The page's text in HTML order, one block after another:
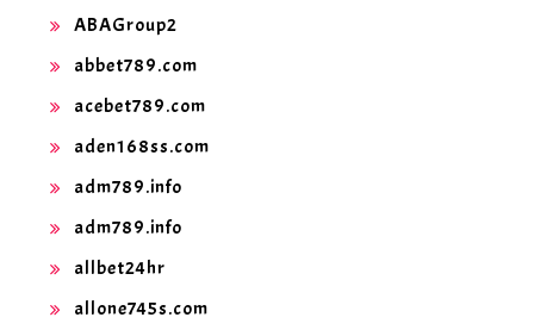
ABAGroup2
abbet789.com
acebet789.com
aden168ss.com
adm789.info
adm789.info
allbet24hr
allone745s.com